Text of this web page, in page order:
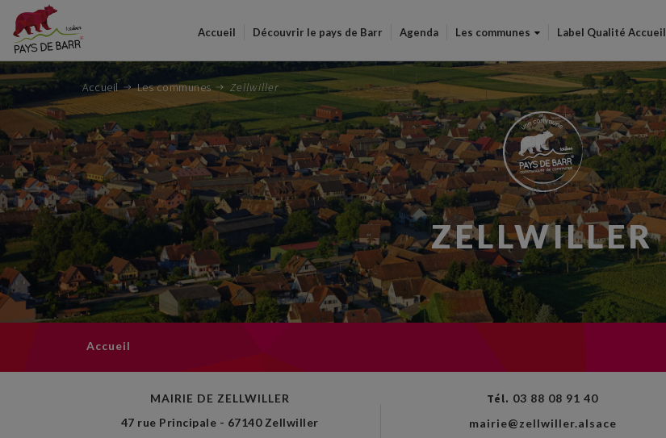
principal
Accueil Découvrir le pays de Barr Agenda Les communes Label Qualité Accueil
Accueil Les communes Zellwiller
ZELLWILLER
Accueil
MAIRIE DE ZELLWILLER
47 rue Principale - 67140 Zellwiller
Tél. 03 88 08 91 40
mairie@zellwiller.alsace